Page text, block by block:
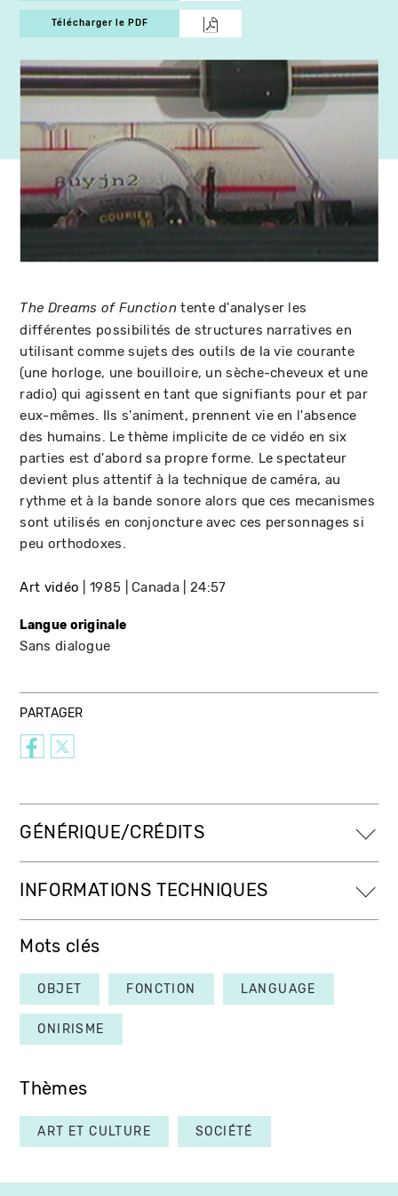
Télécharger le PDF
The Dreams of Function tente d'analyser les
différentes possibilités de structures narratives en
utilisant comme sujets des outils de la vie courante
(une horloge, une bouilloire, un sèche-cheveux et une
radio) qui agissent en tant que signifiants pour et par
eux-mêmes. Ils s'animent, prennent vie en l'absence
des humains. Le thème implicite de ce vidéo en six
parties est d'abord sa propre forme. Le spectateur
devient plus attentif à la technique de caméra, au
rythme et à la bande sonore alors que ces mecanismes
sont utilisés en conjoncture avec ces personnages si
peu orthodoxes.
Art vidéo 1985 Canada 24:57
Langue originale
Sans dialogue
PARTAGER
GÉNÉRIQUE/CRÉDITS
INFORMATIONS TECHNIQUES
Mots clés
OBJET FONCTION LANGUAGE
ONIRISME
Thèmes
ART ET CULTURE SOCIÉTÉ